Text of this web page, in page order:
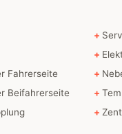
Fahrerseite
Beifahrerseite